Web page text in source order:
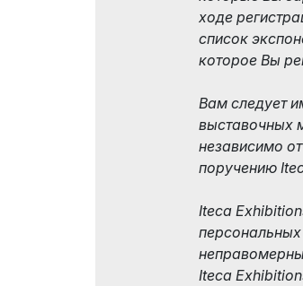
ходе
список
которое Вы
Вам следует
выставочных
независимо
поручению
Iteca
Iteca